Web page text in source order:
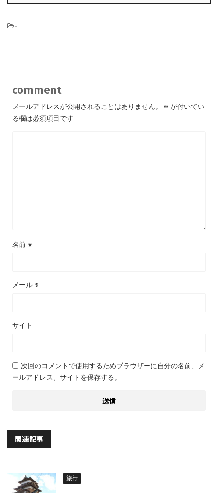
-
comment
メールアドレスが公開されることはありません。 ※ が付いてい
る欄は必須項目です
名前 ※
メール ※
サイト
次回のコメントで使用するためブラウザーに自分の名前、メ
ールアドレス、サイトを保存する。
関連記事
旅行